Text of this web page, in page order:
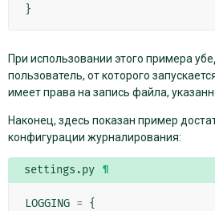
}
При использовании этого примера
пользователь, от которого
имеет права на запись файла,
Наконец, здесь показан пример
конфигурации журналирования:
settings.py ¶
LOGGING = {